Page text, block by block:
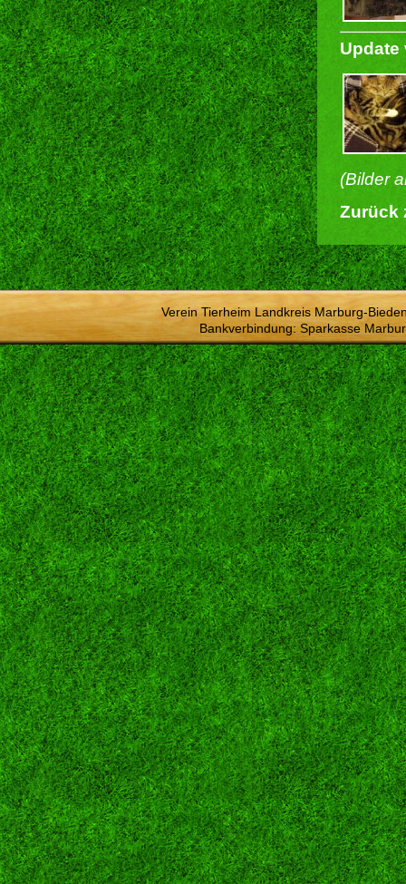
Update
(Bilder
Zurück
Verein Tierheim Landkreis Marburg-
Bankverbindung: Sparkasse